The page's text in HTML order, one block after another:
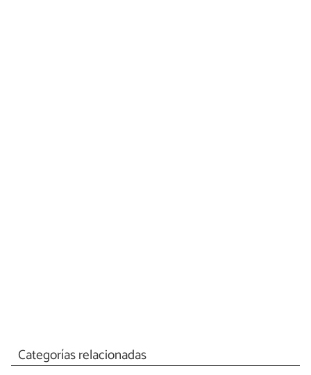
Categorías relacionadas